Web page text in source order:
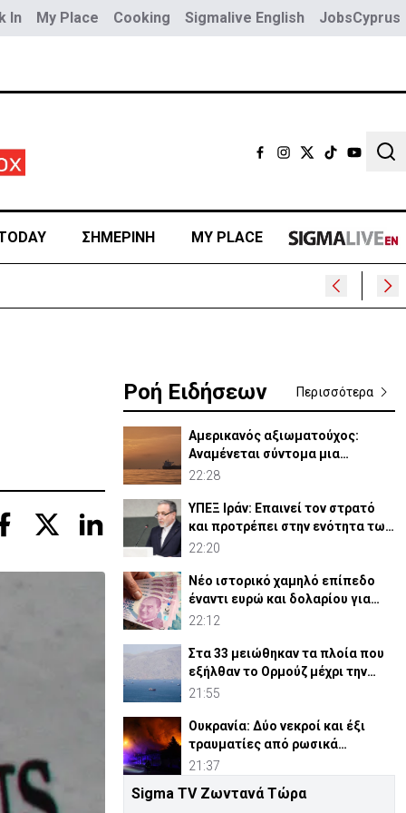
In My Place Cooking Sigmalive English JobsCyprus
ΣΗΜΕΡΙΝΗ MY PLACE
Ροή Ειδήσεων Περισσότερα
Αμερικανός αξιωματούχος:
Αναμένεται σύντομα μια
συμφωνία για Ορμούζ
22:28
ΥΠΕΞ Ιράν: Επαινεί τον στρατό
και προτρέπει στην ενότητα των
μουσουλμάνων
22:20
Νέο ιστορικό χαμηλό επίπεδο
έναντι ευρώ και δολαρίου για
τουρκική λίρα
22:12
Στα 33 μειώθηκαν τα πλοία που
εξήλθαν το Ορμούζ μέχρι την
Πέμπτη
21:55
Ουκρανία: Δύο νεκροί και έξι
τραυματίες από ρωσικά
πλήγματα
21:37
ΗΠΑ: Η Γερουσία ενέκρινε νέες
Sigma TV Ζωντανά Τώρα